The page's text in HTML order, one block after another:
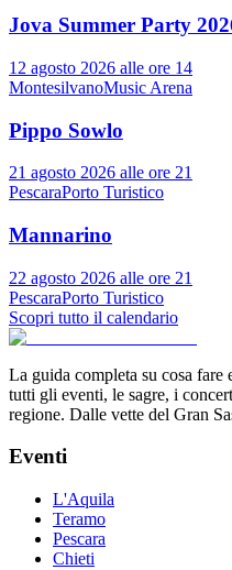
Jova Summer Party
12 agosto 2026 alle ore 14
MontesilvanoMusic Arena
Pippo Sowlo
21 agosto 2026 alle ore 21
PescaraPorto Turistico
Mannarino
22 agosto 2026 alle ore 21
PescaraPorto Turistico
Scopri tutto il calendario
La guida completa su cosa
tutti gli eventi, le sagre, i
regione. Dalle vette del Gran
Eventi
L'Aquila
Teramo
Pescara
Chieti